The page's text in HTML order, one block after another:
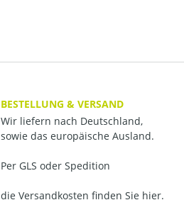
BESTELLUNG & VERSAND
Wir liefern nach Deutschland,
sowie das europäische Ausland.
Per GLS oder Spedition
die Versandkosten finden Sie hier.